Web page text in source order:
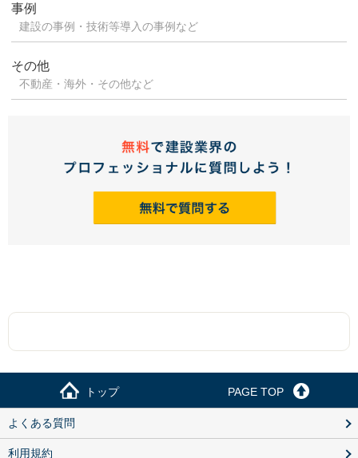
事例
建設の事例・技術等導入の事例など
その他
不動産・海外・その他など
トップ PAGE TOP
よくある質問
利用規約